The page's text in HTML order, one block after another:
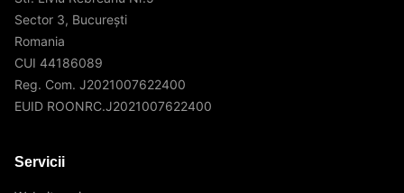
Sector 3, București
Romania
CUI 44186089
Reg. Com. J2021007622400
EUID ROONRC.J2021007622400
Servicii